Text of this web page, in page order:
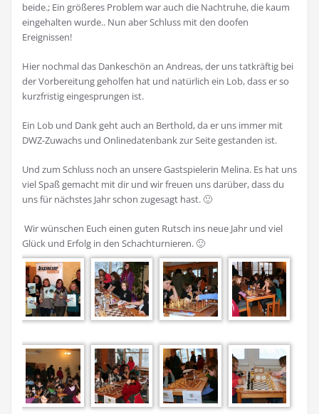
beide.; Ein größeres Problem war auch die Nachtruhe, die kaum
eingehalten wurde.. Nun aber Schluss mit den doofen
Ereignissen!
Hier nochmal das Dankeschön an Andreas, der uns tatkräftig bei
der Vorbereitung geholfen hat und natürlich ein Lob, dass er so
kurzfristig eingesprungen ist.
Ein Lob und Dank geht auch an Berthold, da er uns immer mit
DWZ-Zuwachs und Onlinedatenbank zur Seite gestanden ist.
Und zum Schluss noch an unsere Gastspielerin Melina. Es hat uns
viel Spaß gemacht mit dir und wir freuen uns darüber, dass du
uns für nächstes Jahr schon zugesagt hast. 🙂
Wir wünschen Euch einen guten Rutsch ins neue Jahr und viel
Glück und Erfolg in den Schachturnieren. 🙂